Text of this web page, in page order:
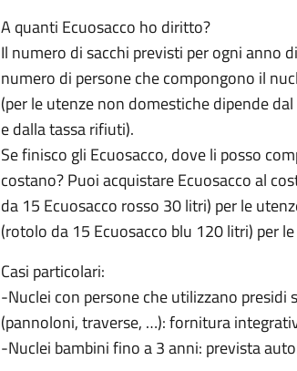
A quanti Ecuosacco ho diritto?
Il numero di sacchi previsti per ogni anno
numero di persone che compongono il
(per le utenze non domestiche dipende
e dalla tassa rifiuti).
Se finisco gli Ecuosacco, dove li posso
costano? Puoi acquistare Ecuosacco al
da 15 Ecuosacco rosso 30 litri) per le
(rotolo da 15 Ecuosacco blu 120 litri) per
Casi particolari:
-Nuclei con persone che utilizzano presidi
(pannoloni, traverse, …): fornitura
-Nuclei bambini fino a 3 anni: prevista